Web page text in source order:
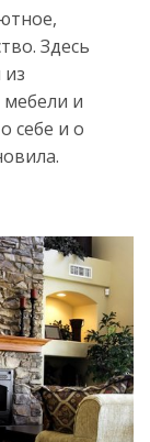
Здесь
и
себе и о